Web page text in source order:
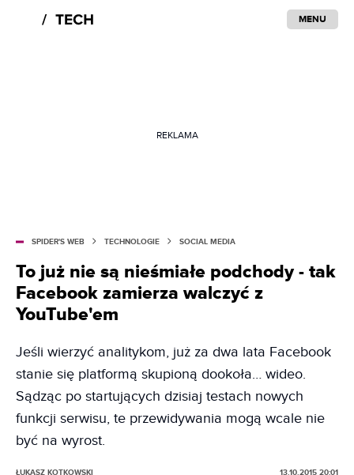
MENU
REKLAMA
SPIDER'S WEB TECHNOLOGIE SOCIAL MEDIA
To już nie są nieśmiałe podchody - tak
Facebook zamierza walczyć z
YouTube'em
Jeśli wierzyć analitykom, już za dwa lata Facebook
stanie się platformą skupioną dookoła… wideo.
Sądząc po startujących dzisiaj testach nowych
funkcji serwisu, te przewidywania mogą wcale nie
być na wyrost.
ŁUKASZ KOTKOWSKI 13.10.2015 20:01